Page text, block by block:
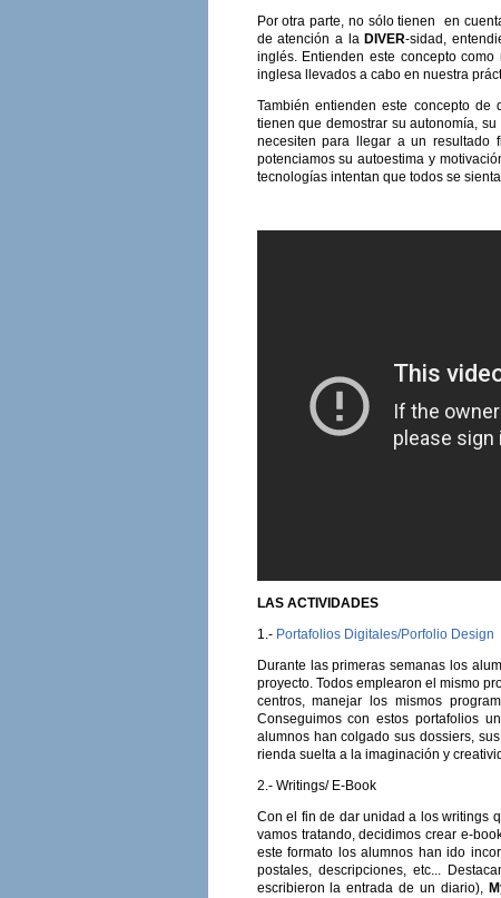
Por otra parte, no sólo tienen en
de atención a la DIVER-sidad,
inglés. Entienden este concepto
inglesa llevados a cabo en nuestra
También entienden este concepto de
tienen que demostrar su autonomía,
necesiten para llegar a un resultado
potenciamos su autoestima y
tecnologías intentan que todos se
LAS ACTIVIDADES
1.-Portafolios Digitales/Porfolio Design
Durante las primeras semanas los
proyecto. Todos emplearon el mismo
centros, manejar los mismos
Conseguimos con estos portafolios
alumnos han colgado sus dossiers,
rienda suelta a la imaginación y
2.- Writings/ E-Book
Con el fin de dar unidad a los writings
vamos tratando, decidimos crear e-
este formato los alumnos han ido
postales, descripciones, etc...
escribieron la entrada de un diario),